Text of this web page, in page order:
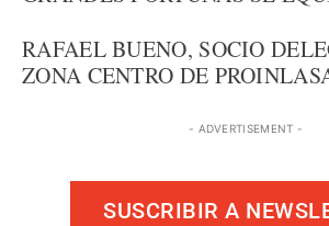
RAFAEL BUENO, SOCIO
ZONA CENTRO DE
- ADVERTISEMENT -
SUSCRIBIR A